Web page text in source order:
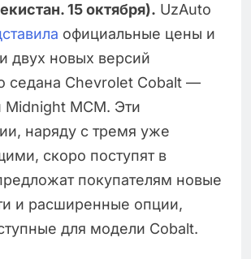
15 октября). UzAuto
официальные цены и
двух новых версий
седана Chevrolet Cobalt —
Midnight MCM. Эти
наряду с тремя уже
скоро поступят в
покупателям новые
и расширенные опции,
для модели Cobalt.